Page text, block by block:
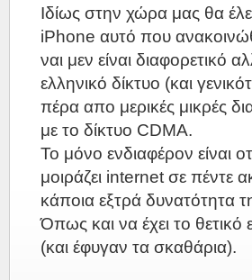
Ιδίως στην χώρα μας θα
iPhone αυτό που
ναι μεν είναι διαφορετικό
ελληνικό δίκτυο (και
πέρα απο μερικές μικρές
με το δίκτυο CDMA.
Το μόνο ενδιαφέρον είναι
μοιράζει internet σε πέντε
κάποια εξτρά δυνατότητα
Όπως και να έχει το θετικό
(και έφυγαν τα σκαθάρια).